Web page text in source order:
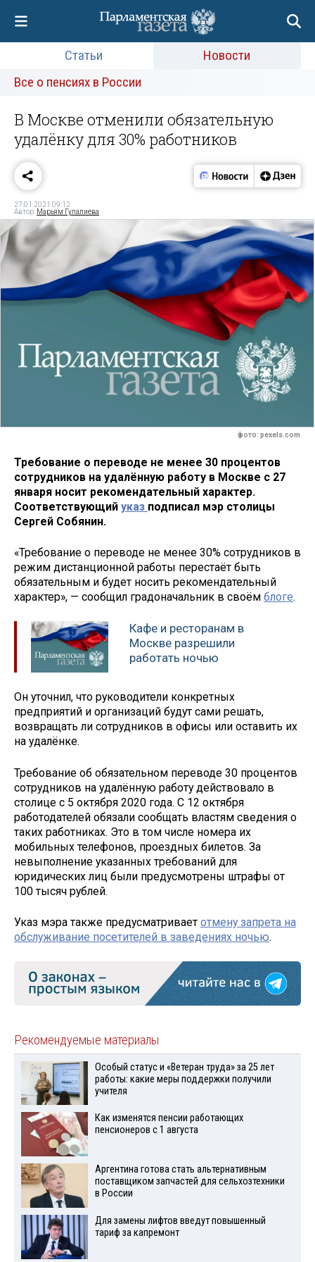
Статьи
Новости
Все о пенсиях в России
В Москве отменили обязательную
удалёнку для 30% работников
27.01.2021 09:12
Автор: Марьям Гулалиева
фото: pexels.com
Требование о переводе не менее 30 процентов
сотрудников на удалённую работу в Москве c 27
января носит рекомендательный характер.
Соответствующий указ подписал мэр столицы
Сергей Собянин.
«Требование о переводе не менее 30% сотрудников в
режим дистанционной работы перестаёт быть
обязательным и будет носить рекомендательный
характер», — сообщил градоначальник в своём блоге.
Кафе и ресторанам в
Москве разрешили
работать ночью
Он уточнил, что руководители конкретных
предприятий и организаций будут сами решать,
возвращать ли сотрудников в офисы или оставить их
на удалёнке.
Требование об обязательном переводе 30 процентов
сотрудников на удалённую работу действовало в
столице с 5 октября 2020 года. С 12 октября
работодателей обязали сообщать властям сведения о
таких работниках. Это в том числе номера их
мобильных телефонов, проездных билетов. За
невыполнение указанных требований для
юридических лиц были предусмотрены штрафы от
100 тысяч рублей.
Указ мэра также предусматривает отмену запрета на
обслуживание посетителей в заведениях ночью.
Рекомендуемые материалы
Особый статус и «Ветеран труда» за 25 лет
работы: какие меры поддержки получили
учителя
Как изменятся пенсии работающих
пенсионеров с 1 августа
Аргентина готова стать альтернативным
поставщиком запчастей для сельхозтехники
в России
Для замены лифтов введут повышенный
тариф за капремонт